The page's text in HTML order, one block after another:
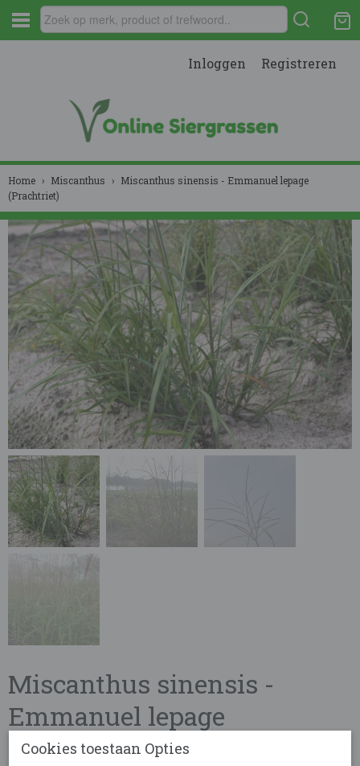
Inloggen Registreren
Home › Miscanthus › Miscanthus sinensis - Emmanuel lepage
(Prachtriet)
Miscanthus sinensis -
Emmanuel lepage
(Prachtriet)
Cookies toestaan Opties